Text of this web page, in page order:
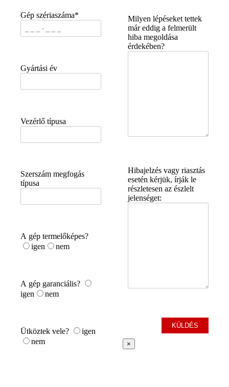
Gép szériaszáma*
Gyártási év
Vezérlő típusa
Szerszám megfogás
típusa
A gép termelőképes?
igen
nem
A gép garanciális?
igen
nem
Ütköztek vele?
igen
nem
Milyen lépéseket tettek
már eddig a felmerült
hiba megoldása
érdekében?
Hibajelzés vagy riasztás
esetén kérjük, írják le
részletesen az észlelt
jelenséget:
×